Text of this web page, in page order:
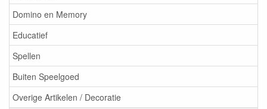
Domino en Memory
Educatief
Spellen
Buiten Speelgoed
Overige Artikelen / Decoratie